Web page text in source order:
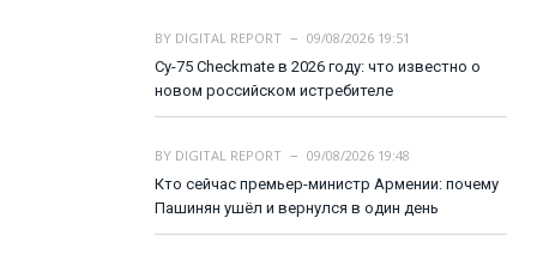
BY DIGITAL REPORT
09/08/2026 19:51
Су-75 Checkmate в 2026 году: что известно о
новом российском истребителе
BY DIGITAL REPORT
09/08/2026 19:48
Кто сейчас премьер-министр Армении: почему
Пашинян ушёл и вернулся в один день